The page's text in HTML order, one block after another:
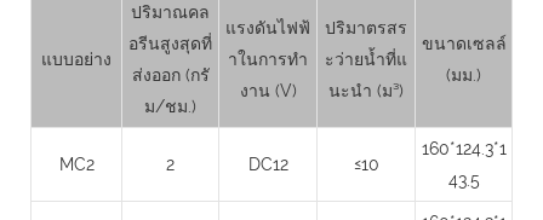
แบบอย่าง
ปริมาณคล
อรีนสูงสุดที่
ส่งออก (กรั
ม/ชม.)
แรงดันไฟฟ้
าในการทำ
งาน (V)
ปริมาตรสร
ะว่ายน้ำที่แ
นะนำ (ม³)
ขนาดเซลล์
(มม.)
MC2 2 DC12 ≤10
160*124.3*1
43.5